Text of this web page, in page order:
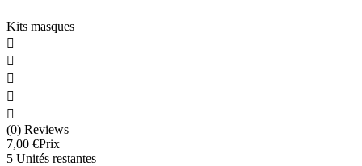
Kits masques





(0) Reviews
7,00 €Prix
5 Unités restantes